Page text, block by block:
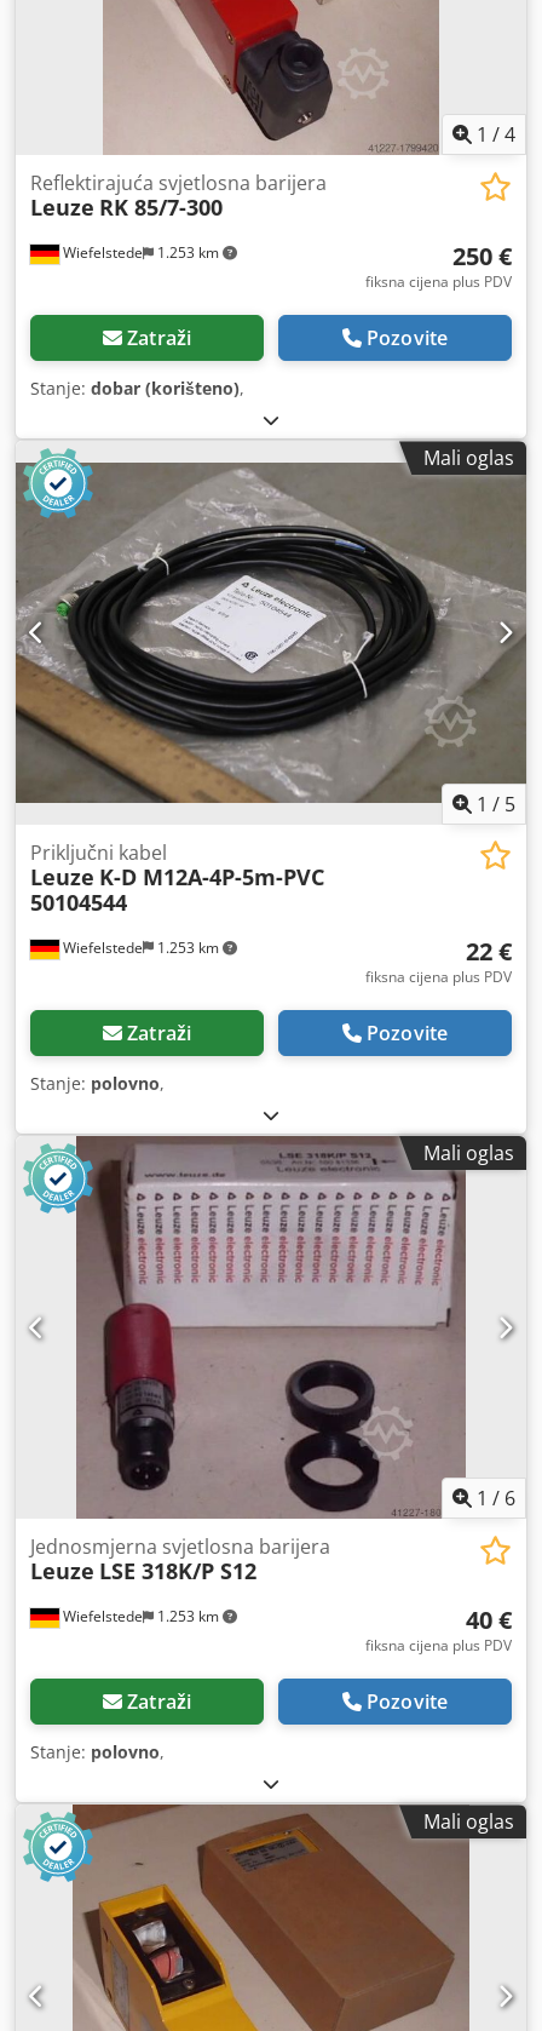
1 /4
Wiefelstede 1.253 km
Reflektirajuća svjetlosna barijera
Leuze RK 85/7-300
250 €
fiksna cijena plus PDV
Zatraži Pozovite
Stanje: dobar (korišteno),
Mali oglas
1 / 5
Wiefelstede 1.253 km
Priključni kabel
Leuze K-D M12A-4P-5m-PVC
50104544
22 €
fiksna cijena plus PDV
Zatraži Pozovite
Stanje: polovno,
Mali oglas
1 / 6
Wiefelstede 1.253 km
Jednosmjerna svjetlosna barijera
Leuze LSE 318K/P S12
40 €
fiksna cijena plus PDV
Zatraži Pozovite
Stanje: polovno,
Mali oglas